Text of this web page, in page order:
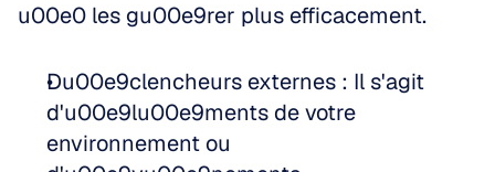
u00e0 les gu00e9rer plus efficacement.
Du00e9clencheurs externes : Il s'agit
d'u00e9lu00e9ments de votre
environnement ou